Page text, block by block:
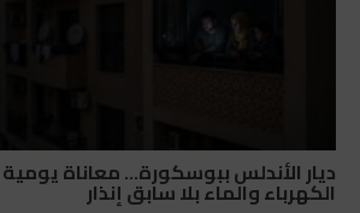
ديار الأندلس ببوسكورة… معاناة
الكهرباء والماء بلا سابق إنذار